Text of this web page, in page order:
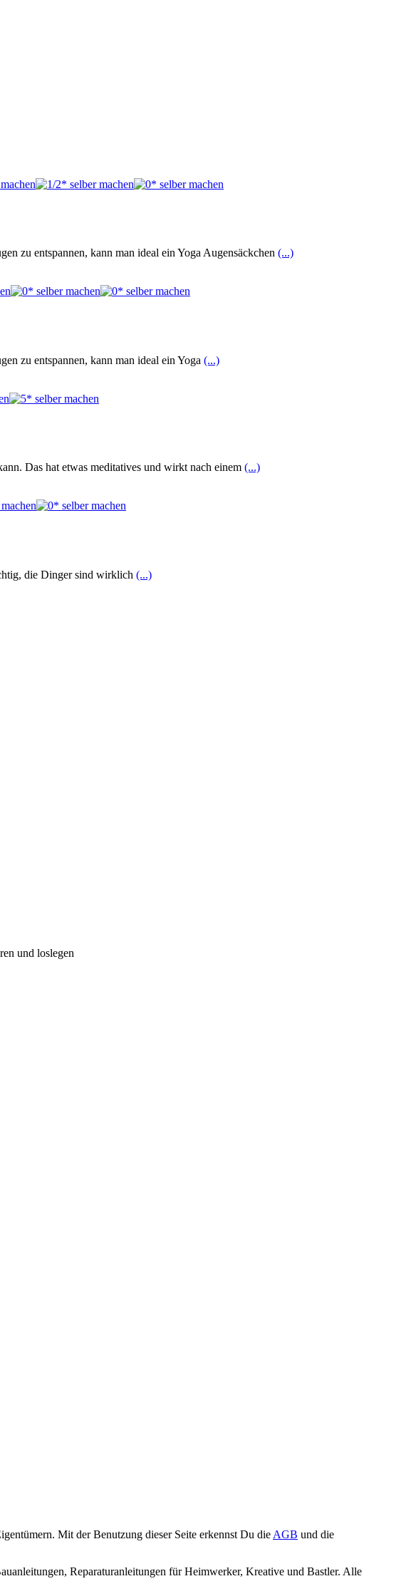
zu entspannen, kann man ideal ein Yoga Augensäckchen (...)
zu entspannen, kann man ideal ein Yoga (...)
Das hat etwas meditatives und wirkt nach einem (...)
die Dinger sind wirklich (...)
und loslegen
Mit der Benutzung dieser Seite erkennst Du die AGB und die
Reparaturanleitungen für Heimwerker, Kreative und Bastler. Alle